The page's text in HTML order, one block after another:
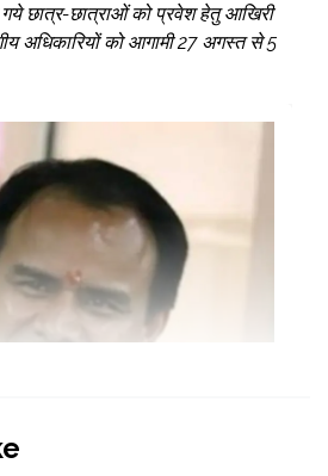
छात्र-छात्राओं को प्रवेश हेतु आखिरी
अधिकारियों को आगामी 27 अगस्त से 5